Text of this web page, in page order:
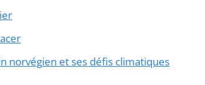
norvégien et ses défis climatiques